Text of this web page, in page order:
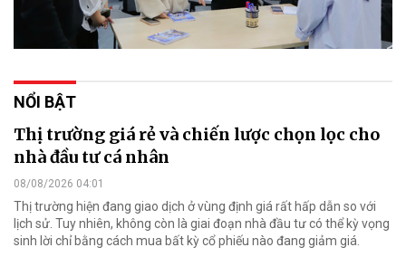
NỔI BẬT
Thị trường giá rẻ và chiến lược chọn lọc cho
nhà đầu tư cá nhân
08/08/2026 04:01
Thị trường hiện đang giao dịch ở vùng định giá rất hấp dẫn so với
lịch sử. Tuy nhiên, không còn là giai đoạn nhà đầu tư có thể kỳ vọng
sinh lời chỉ bằng cách mua bất kỳ cổ phiếu nào đang giảm giá.